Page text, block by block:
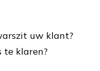
uw klant?
te klaren?